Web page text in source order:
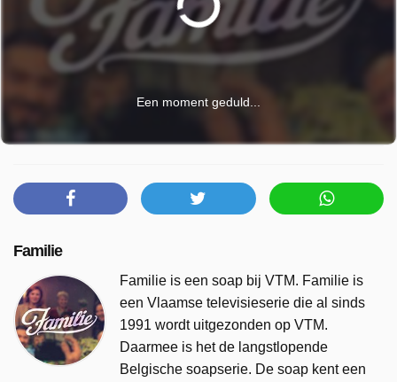
Een moment geduld...
Familie
Familie is een soap bij VTM. Familie is
een Vlaamse televisieserie die al sinds
1991 wordt uitgezonden op VTM.
Daarmee is het de langstlopende
Belgische soapserie. De soap kent een